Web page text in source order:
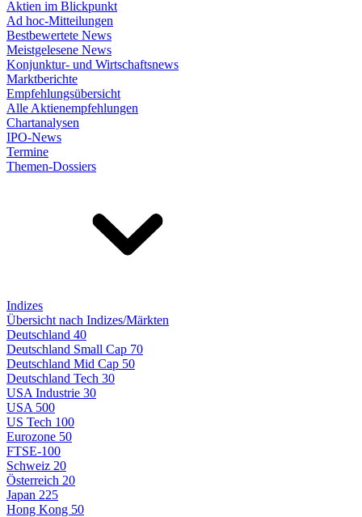
Aktien im Blickpunkt
Ad hoc-Mitteilungen
Bestbewertete News
Meistgelesene News
Konjunktur- und Wirtschaftsnews
Marktberichte
Empfehlungsübersicht
Alle Aktienempfehlungen
Chartanalysen
IPO-News
Termine
Themen-Dossiers
Indizes
Übersicht nach Indizes/Märkten
Deutschland 40
Deutschland Small Cap 70
Deutschland Mid Cap 50
Deutschland Tech 30
USA Industrie 30
USA 500
US Tech 100
Eurozone 50
FTSE-100
Schweiz 20
Österreich 20
Japan 225
Hong Kong 50